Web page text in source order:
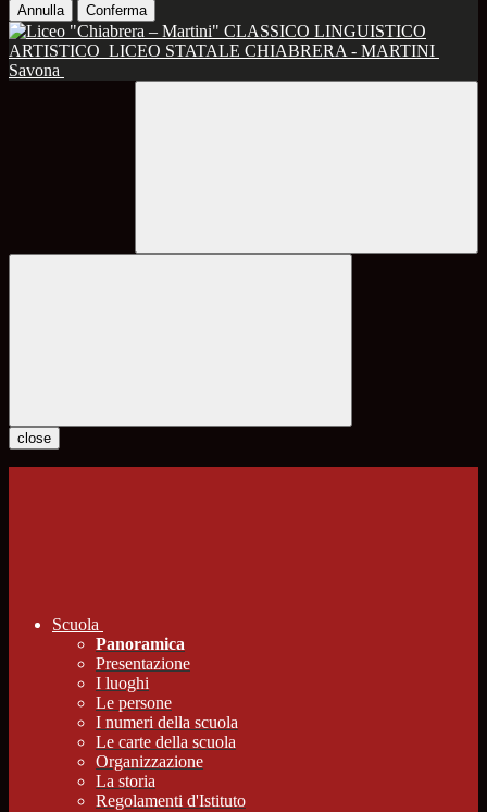
Annulla Conferma
CLASSICO LINGUISTICO
ARTISTICO LICEO STATALE CHIABRERA - MARTINI
Savona
close
Scuola
Panoramica
Presentazione
I luoghi
Le persone
I numeri della scuola
Le carte della scuola
Organizzazione
La storia
Regolamenti d'Istituto